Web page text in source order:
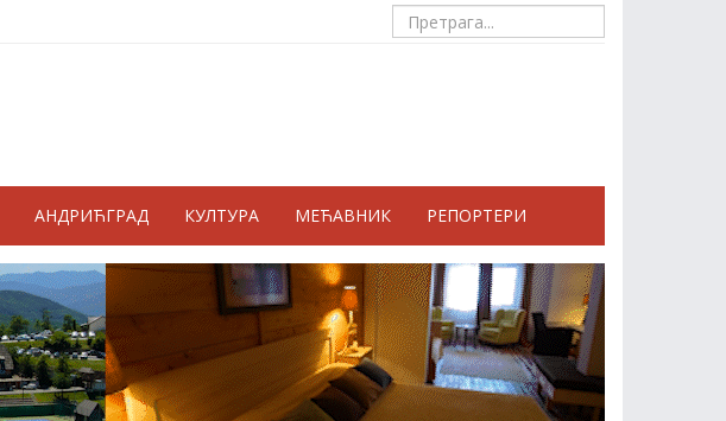
АНДРИЋГРАД КУЛТУРА МЕЋАВНИК РЕПОРТЕРИ